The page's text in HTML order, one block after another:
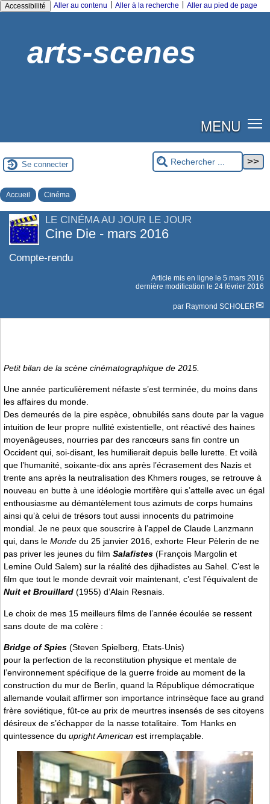
Accessibilité Aller au contenu Aller à la recherche Aller au pied de page
arts-scenes
MENU
Se connecter
Accueil Cinéma
LE CINÉMA AU JOUR LE JOUR
Cine Die - mars 2016
Compte-rendu
Article mis en ligne le 5 mars 2016
dernière modification le 24 février 2016
par Raymond SCHOLER
Petit bilan de la scène cinématographique de 2015.
Une année particulièrement néfaste s’est terminée, du moins dans
les affaires du monde.
Des demeurés de la pire espèce, obnubilés sans doute par la vague
intuition de leur propre nullité existentielle, ont réactivé des haines
moyenâgeuses, nourries par des rancœurs sans fin contre un
Occident qui, soi-disant, les humilierait depuis belle lurette. Et voilà
que l’humanité, soixante-dix ans après l’écrasement des Nazis et
trente ans après la neutralisation des Khmers rouges, se retrouve à
nouveau en butte à une idéologie mortifère qui s’attelle avec un égal
enthousiasme au démantèlement tous azimuts de corps humains
ainsi qu’à celui de trésors tout aussi innocents du patrimoine
mondial. Je ne peux que souscrire à l’appel de Claude Lanzmann
qui, dans le Monde du 25 janvier 2016, exhorte Fleur Pèlerin de ne
pas priver les jeunes du film Salafistes (François Margolin et
Lemine Ould Salem) sur la réalité des djihadistes au Sahel. C’est le
film que tout le monde devrait voir maintenant, c’est l’équivalent de
Nuit et Brouillard (1955) d’Alain Resnais.
Le choix de mes 15 meilleurs films de l’année écoulée se ressent
sans doute de ma colère :
Bridge of Spies (Steven Spielberg, Etats-Unis)
pour la perfection de la reconstitution physique et mentale de
l’environnement spécifique de la guerre froide au moment de la
construction du mur de Berlin, quand la République démocratique
allemande voulait affirmer son importance intrinsèque face au grand
frère soviétique, fût-ce au prix de meurtres insensés de ses citoyens
désireux de s’échapper de la nasse totalitaire. Tom Hanks en
quintessence du upright American est irremplaçable.